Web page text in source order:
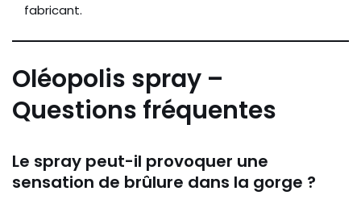
fabricant.
Oléopolis spray –
Questions fréquentes
Le spray peut-il provoquer une
sensation de brûlure dans la gorge ?